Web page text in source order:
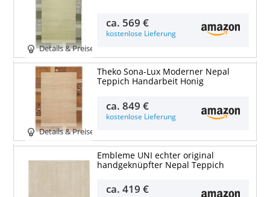
Details & Preise
ca. 569 €
kostenlose Lieferung
Details & Preise
Theko Sona-Lux Moderner Nepal
Teppich Handarbeit Honig
ca.849 €
kostenlose Lieferung
Embleme UNI echter original
handgeknüpfter Nepal Teppich
ca.419 €